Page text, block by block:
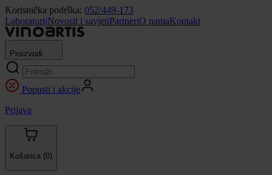
Korisnička podrška: 052/449-173
LaboratorijNovosti i savjetiPartneriO namaKontakt
Proizvodi
Popusti i akcije
Prijava
Košarica (0)